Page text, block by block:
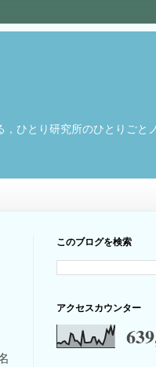
ひとり研究所のひとりごと
このブログを検索
アクセスカウンター